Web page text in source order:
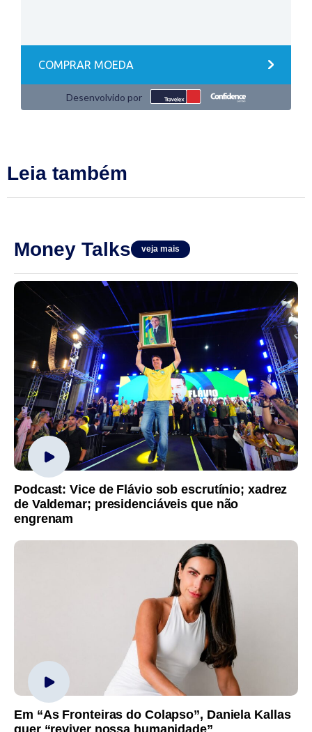
Leia também
Money Talks veja mais
Podcast: Vice de Flávio sob escrutínio; xadrez
de Valdemar; presidenciáveis que não
engrenam
Em “As Fronteiras do Colapso”, Daniela Kallas